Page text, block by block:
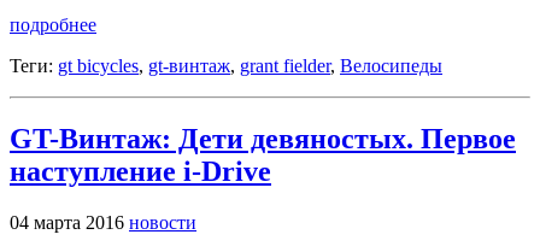
подробнее
Теги: gt bicycles, gt-винтаж, grant fielder, Велосипеды
GT-Винтаж: Дети девяностых. Первое
наступление i-Drive
04 марта 2016 новости